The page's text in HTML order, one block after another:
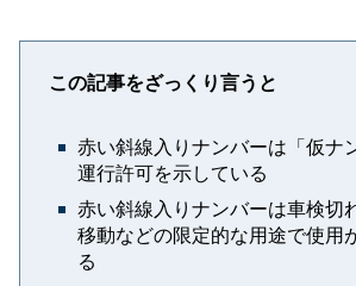
この記事をざっくり言うと
赤い斜線入りナンバーは「仮ナ
運行許可を示している
赤い斜線入りナンバーは車検切
移動などの限定的な用途で使用
る